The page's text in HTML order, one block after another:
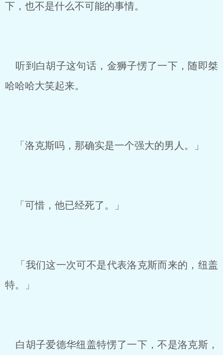
下，也不是什么不可能的事情。
听到白胡子这句话，金狮子愣了一下，随即桀
哈哈哈大笑起来。
「洛克斯吗，那确实是一个强大的男人。」
「可惜，他已经死了。」
「我们这一次可不是代表洛克斯而来的，纽盖
特。」
白胡子爱德华纽盖特愣了一下，不是洛克斯，